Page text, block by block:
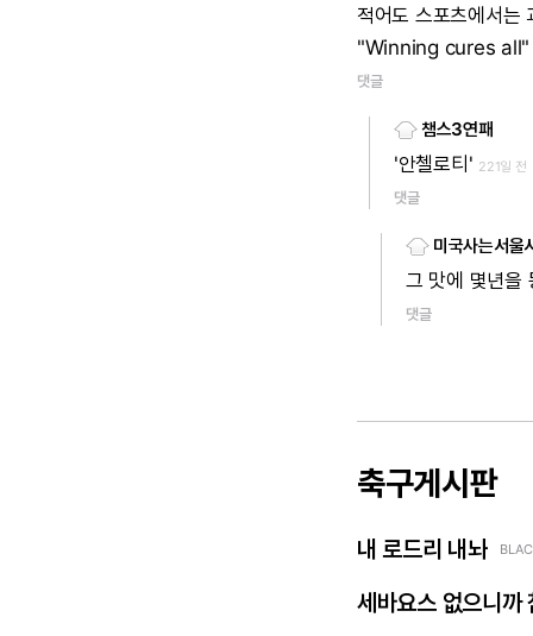
적어도 스포츠에서는
"Winning cures
댓글
챔스3연패
'안첼로티' 221일 전
댓글
미국사는서울
그 맛에 몇년을
댓글
축구게시판
내 로드리 내놔
세바요스 없으니까